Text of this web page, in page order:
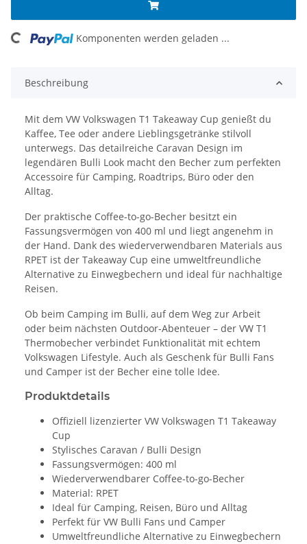
Komponenten werden geladen ...
Beschreibung
Mit dem VW Volkswagen T1 Takeaway Cup genießt du
Kaffee, Tee oder andere Lieblingsgetränke stilvoll
unterwegs. Das detailreiche Caravan Design im
legendären Bulli Look macht den Becher zum perfekten
Accessoire für Camping, Roadtrips, Büro oder den
Alltag.
Der praktische Coffee-to-go-Becher besitzt ein
Fassungsvermögen von 400 ml und liegt angenehm in
der Hand. Dank des wiederverwendbaren Materials aus
RPET ist der Takeaway Cup eine umweltfreundliche
Alternative zu Einwegbechern und ideal für nachhaltige
Reisen.
Ob beim Camping im Bulli, auf dem Weg zur Arbeit
oder beim nächsten Outdoor-Abenteuer – der VW T1
Thermobecher verbindet Funktionalität mit echtem
Volkswagen Lifestyle. Auch als Geschenk für Bulli Fans
und Camper ist der Becher eine tolle Idee.
Produktdetails
Offiziell lizenzierter VW Volkswagen T1 Takeaway
Cup
Stylisches Caravan / Bulli Design
Fassungsvermögen: 400 ml
Wiederverwendbarer Coffee-to-go-Becher
Material: RPET
Ideal für Camping, Reisen, Büro und Alltag
Perfekt für VW Bulli Fans und Camper
Umweltfreundliche Alternative zu Einwegbechern